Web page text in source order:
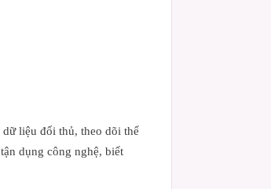
liệu đối thủ, theo dõi thể
dụng công nghệ, biết